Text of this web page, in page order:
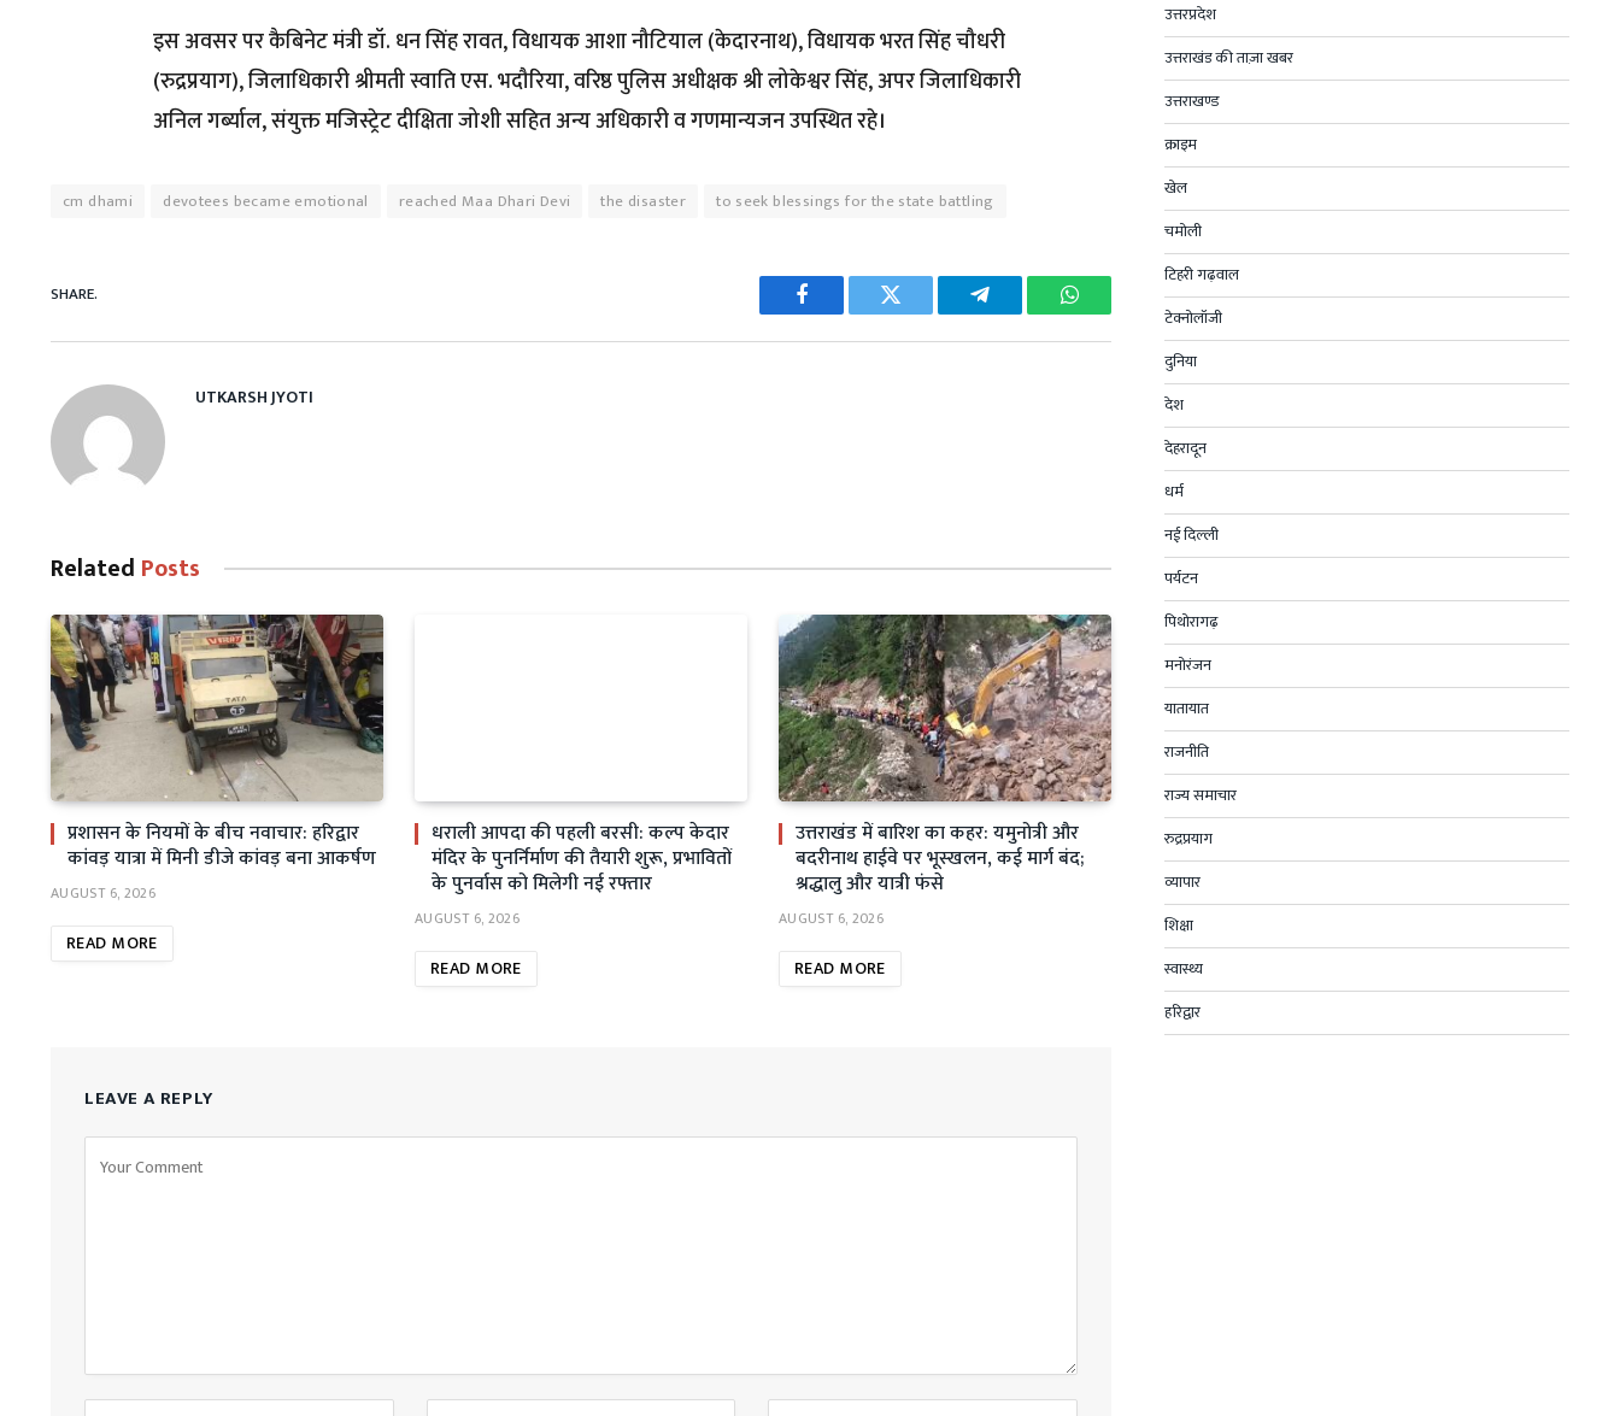
इस अवसर पर कैबिनेट मंत्री डॉ. धन सिंह रावत, विधायक आशा नौटियाल (केदारनाथ), विधायक भरत सिंह चौधरी
(रुद्रप्रयाग), जिलाधिकारी श्रीमती स्वाति एस. भदौरिया, वरिष्ठ पुलिस अधीक्षक श्री लोकेश्वर सिंह, अपर जिलाधिकारी
अनिल गर्ब्याल, संयुक्त मजिस्ट्रेट दीक्षिता जोशी सहित अन्य अधिकारी व गणमान्यजन उपस्थित रहे।
cm dhami devotees became emotional reached Maa Dhari Devi the disaster to seek blessings for the state battling
SHARE.
Facebook Twitter Telegram WhatsApp
UTKARSH JYOTI
Related Posts
प्रशासन के नियमों के बीच नवाचार: हरिद्वार
कांवड़ यात्रा में मिनी डीजे कांवड़ बना आकर्षण
AUGUST 6, 2026
READ MORE
धराली आपदा की पहली बरसी: कल्प केदार
मंदिर के पुनर्निर्माण की तैयारी शुरू, प्रभावितों
के पुनर्वास को मिलेगी नई रफ्तार
AUGUST 6, 2026
READ MORE
उत्तराखंड में बारिश का कहर: यमुनोत्री और
बदरीनाथ हाईवे पर भूस्खलन, कई मार्ग बंद;
श्रद्धालु और यात्री फंसे
AUGUST 6, 2026
READ MORE
LEAVE A REPLY
उत्तरप्रदेश
उत्तराखंड की ताज़ा खबर
उत्तराखण्ड
क्राइम
खेल
चमोली
टिहरी गढ़वाल
टेक्नोलॉजी
दुनिया
देश
देहरादून
धर्म
नई दिल्ली
पर्यटन
पिथोरागढ़
मनोरंजन
यातायात
राजनीति
राज्य समाचार
रुद्रप्रयाग
व्यापार
शिक्षा
स्वास्थ्य
हरिद्वार